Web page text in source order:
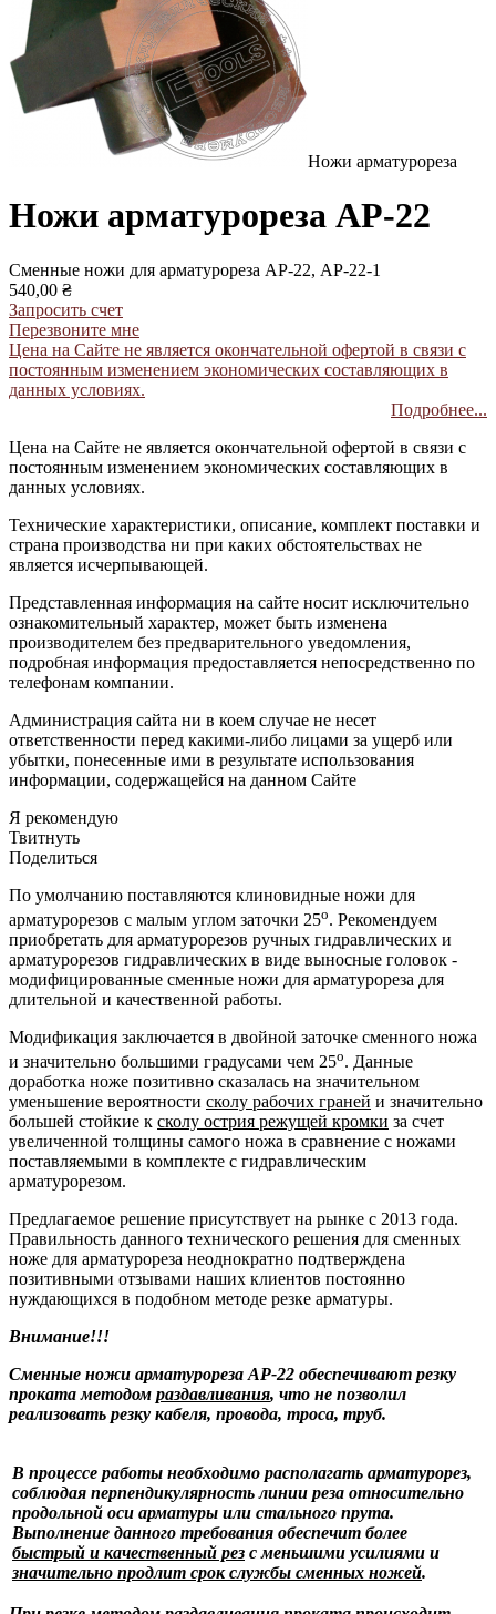
Ножи арматурореза
Ножи арматурореза АР-22
Сменные ножи для арматурореза АР-22, АР-22-1
540,00 ₴
Запросить счет
Перезвоните мне
Цена на Сайте не является окончательной офертой в связи с
постоянным изменением экономических составляющих в
данных условиях.
Подробнее...
Цена на Сайте не является окончательной офертой в связи с
постоянным изменением экономических составляющих в
данных условиях.
Технические характеристики, описание, комплект поставки и
страна производства ни при каких обстоятельствах не
является исчерпывающей.
Представленная информация на сайте носит исключительно
ознакомительный характер, может быть изменена
производителем без предварительного уведомления,
подробная информация предоставляется непосредственно по
телефонам компании.
Администрация сайта ни в коем случае не несет
ответственности перед какими-либо лицами за ущерб или
убытки, понесенные ими в результате использования
информации, содержащейся на данном Сайте
Я рекомендую
Твитнуть
Поделиться
По умолчанию поставляются клиновидные ножи для
арматурорезов с малым углом заточки 25о. Рекомендуем
приобретать для арматурорезов ручных гидравлических и
арматурорезов гидравлических в виде выносные головок -
модифицированные сменные ножи для арматурореза для
длительной и качественной работы.
Модификация заключается в двойной заточке сменного ножа
и значительно большими градусами чем 25о. Данные
доработка ноже позитивно сказалась на значительном
уменьшение вероятности сколу рабочих граней и значительно
большей стойкие к сколу острия режущей кромки за счет
увеличенной толщины самого ножа в сравнение с ножами
поставляемыми в комплекте с гидравлическим
арматурорезом.
Предлагаемое решение присутствует на рынке с 2013 года.
Правильность данного технического решения для сменных
ноже для арматурореза неоднократно подтверждена
позитивными отзывами наших клиентов постоянно
нуждающихся в подобном методе резке арматуры.
Внимание!!!
Сменные ножи арматурореза АР-22 обеспечивают резку
проката методом раздавливания, что не позволил
реализовать резку кабеля, провода, троса, труб.
В процессе работы необходимо располагать арматурорез,
соблюдая перпендикулярность линии реза относительно
продольной оси арматуры или стального прута.
Выполнение данного требования обеспечит более
быстрый и качественный рез с меньшими усилиями и
значительно продлит срок службы сменных ножей.